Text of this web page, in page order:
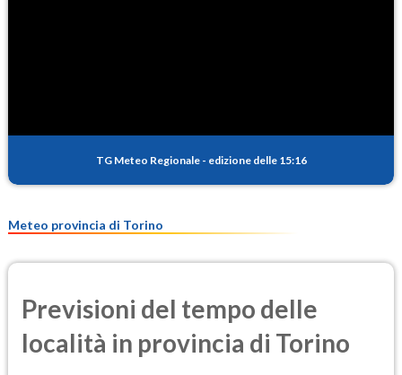
TG Meteo Regionale - edizione delle 15:16
Meteo provincia di Torino
Previsioni del tempo delle
località in provincia di Torino